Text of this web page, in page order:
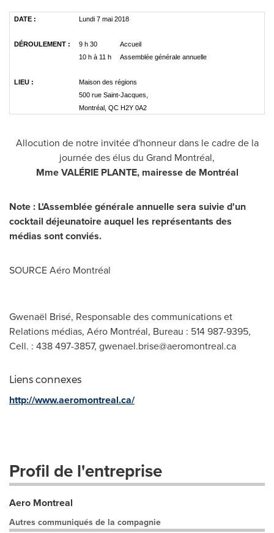
DATE : Lundi 7 mai 2018
DÉROULEMENT : 9 h 30
Accueil
10 h à 11 h
Assemblée générale annuelle
LIEU :
Maison des régions
500 rue Saint-Jacques,
Montréal, QC H2Y 0A2
Allocution de notre invitée d'honneur dans le cadre de la
journée des élus du Grand Montréal,
Mme VALÉRIE PLANTE, mairesse de Montréal
Note : L'Assemblée générale annuelle sera suivie d'un
cocktail déjeunatoire auquel les représentants des
médias sont conviés.
SOURCE Aéro Montréal
Gwenaël Brisé, Responsable des communications et
Relations médias, Aéro Montréal, Bureau : 514 987-9395,
Cell. : 438 497-3857, gwenael.brise@aeromontreal.ca
Liens connexes
http://www.aeromontreal.ca/
Profil de l'entreprise
Aero Montreal
Autres communiqués de la compagnie